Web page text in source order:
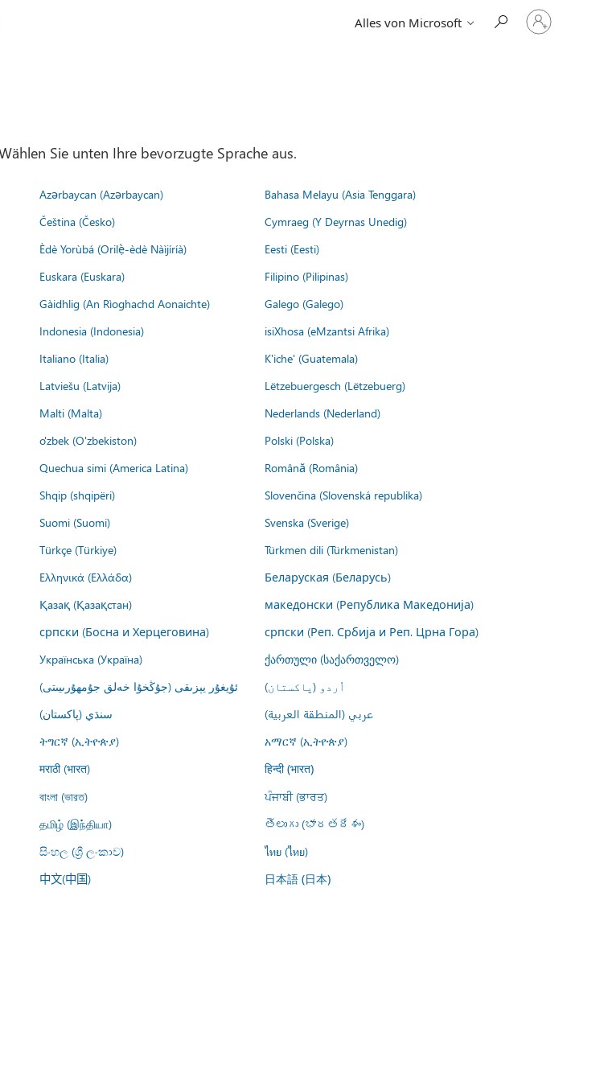
Alles von Microsoft
Bei
Ihrem
Konto
Sie unten Ihre bevorzugte Sprache aus.
Azərbaycan (Azərbaycan)
Bahasa Melayu (Asia Tenggara)
Čeština (Česko)
Cymraeg (Y Deyrnas Unedig)
Èdè Yorùbá (Orilẹ̀-èdè Nàìjíríà)
Eesti (Eesti)
Euskara (Euskara)
Filipino (Pilipinas)
Gàidhlig (An Rìoghachd Aonaichte)
Galego (Galego)
Indonesia (Indonesia)
isiXhosa (eMzantsi Afrika)
Italiano (Italia)
K'iche' (Guatemala)
Latviešu (Latvija)
Lëtzebuergesch (Lëtzebuerg)
Malti (Malta)
Nederlands (Nederland)
o'zbek (O'zbekiston)
Polski (Polska)
Quechua simi (America Latina)
Română (România)
Shqip (shqipëri)
Slovenčina (Slovenská republika)
Suomi (Suomi)
Svenska (Sverige)
Türkçe (Türkiye)
Türkmen dili (Türkmenistan)
Ελληνικά (Ελλάδα)
Беларуская (Беларусь)
Қазақ (Қазақстан)
македонски (Република Македонија)
српски (Босна и Херцеговина)
српски (Реп. Србија и Реп. Црна Гора)
Українська (Україна)
ქართული (საქართველო)
ئۇيغۇر يېزىقى (جۇڭخۇا خەلق جۇمھۇرىيىتى)
اُردو (پاکستان)
سنڌي (پاکستان)
عربي (المنطقة العربية)
ትግርኛ (ኢትዮጵያ) አማርኛ (ኢትዮጵያ)
मराठी (भारत) हिन्दी (भारत)
বাংলা (ভারত)
ਪੰਜਾਬੀ (ਭਾਰਤ)
தமிழ் (இந்தியா)
తెలుగు (భారతదేశం)
සිංහල (ශ්‍රී ලංකාව)
ไทย (ไทย)
中文(中国) 日本語 (日本)